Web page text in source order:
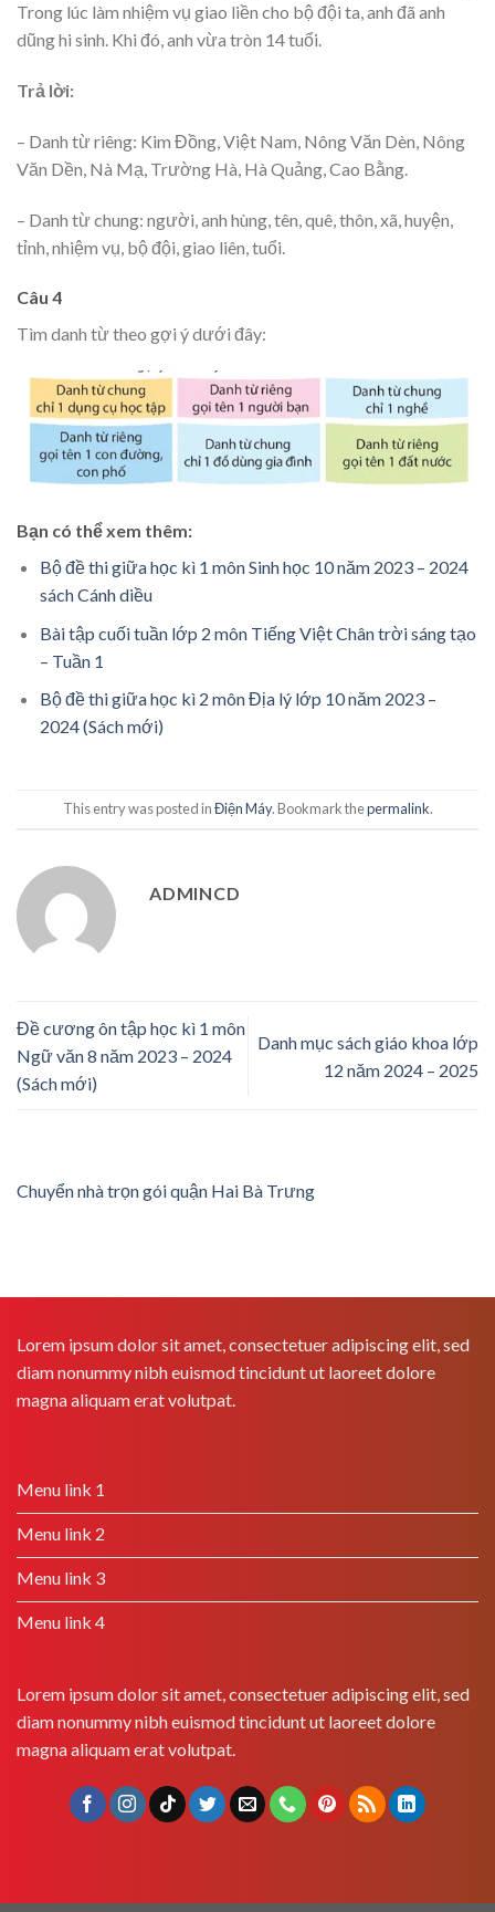
Trong lúc làm nhiệm vụ giao liền cho bộ đội ta, anh đã anh
dũng hi sinh. Khi đó, anh vừa tròn 14 tuổi.
Trả lời:
– Danh từ riêng: Kim Đồng, Việt Nam, Nông Văn Dèn, Nông
Văn Dền, Nà Mạ, Trường Hà, Hà Quảng, Cao Bằng.
– Danh từ chung: người, anh hùng, tên, quê, thôn, xã, huyện,
tỉnh, nhiệm vụ, bộ đội, giao liên, tuổi.
Câu 4
Tìm danh từ theo gợi ý dưới đây:
Bạn có thể xem thêm:
Bộ đề thi giữa học kì 1 môn Sinh học 10 năm 2023 – 2024
sách Cánh diều
Bài tập cuối tuần lớp 2 môn Tiếng Việt Chân trời sáng tạo
– Tuần 1
Bộ đề thi giữa học kì 2 môn Địa lý lớp 10 năm 2023 –
2024 (Sách mới)
This entry was posted inĐiện Máy. Bookmark thepermalink.
ADMINCD
Đề cương ôn tập học kì 1 môn
Ngữ văn 8 năm 2023 – 2024
(Sách mới)
Danh mục sách giáo khoa lớp
12 năm 2024 – 2025
Chuyển nhà trọn gói quận Hai Bà Trưng
Lorem ipsum dolor sit amet, consectetuer adipiscing elit, sed
diam nonummy nibh euismod tincidunt ut laoreet dolore
magna aliquam erat volutpat.
Menu link 1
Menu link 2
Menu link 3
Menu link 4
Lorem ipsum dolor sit amet, consectetuer adipiscing elit, sed
diam nonummy nibh euismod tincidunt ut laoreet dolore
magna aliquam erat volutpat.